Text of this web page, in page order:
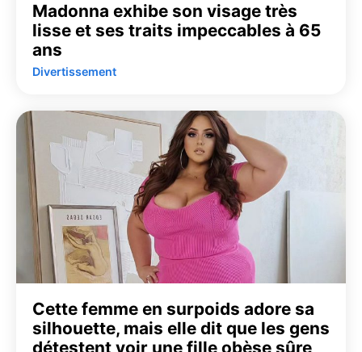
Madonna exhibe son visage très
lisse et ses traits impeccables à 65
ans
Divertissement
Cette femme en surpoids adore sa
silhouette, mais elle dit que les gens
détestent voir une fille obèse sûre